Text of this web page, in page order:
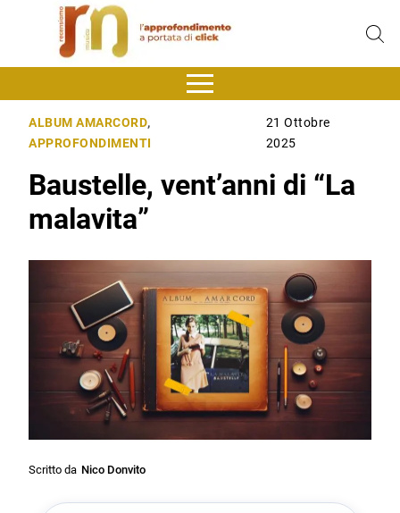
ALBUM AMARCORD,
APPROFONDIMENTI
21 Ottobre
2025
Baustelle, vent’anni di “La
malavita”
Scritto da Nico Donvito